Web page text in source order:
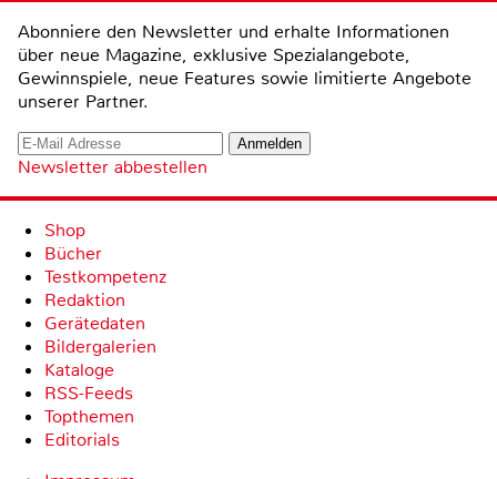
Abonniere den Newsletter und erhalte Informationen
über neue Magazine, exklusive Spezialangebote,
Gewinnspiele, neue Features sowie limitierte Angebote
unserer Partner.
Newsletter abbestellen
Shop
Bücher
Testkompetenz
Redaktion
Gerätedaten
Bildergalerien
Kataloge
RSS-Feeds
Topthemen
Editorials